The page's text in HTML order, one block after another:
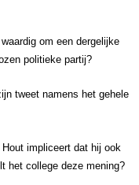
om een dergelijke
politieke partij?
tweet namens het gehele
impliceert dat hij ook
het college deze mening?